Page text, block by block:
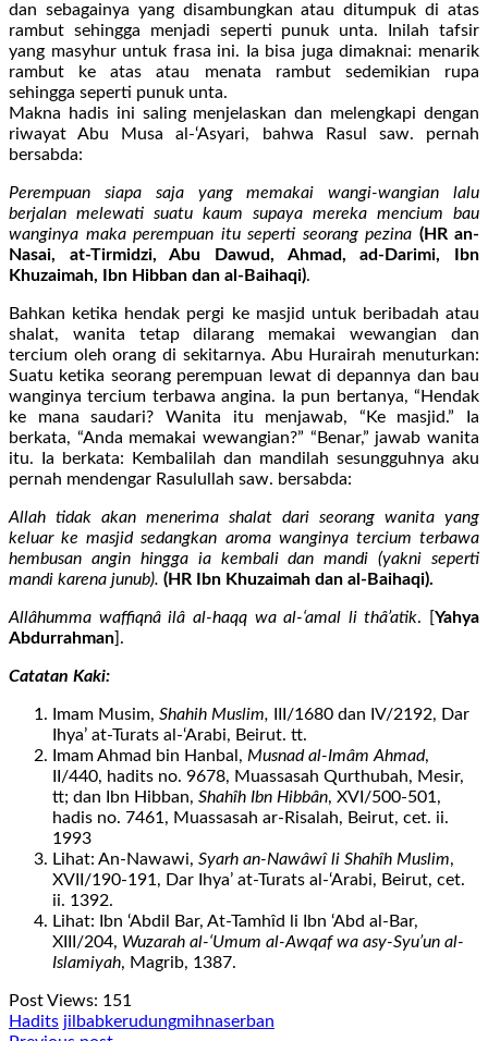
dan sebagainya yang disambungkan atau ditumpuk di atas
rambut sehingga menjadi seperti punuk unta. Inilah tafsir
yang masyhur untuk frasa ini. Ia bisa juga dimaknai: menarik
rambut ke atas atau menata rambut sedemikian rupa
sehingga seperti punuk unta.
Makna hadis ini saling menjelaskan dan melengkapi dengan
riwayat Abu Musa al-‘Asyari, bahwa Rasul saw. pernah
bersabda:
Perempuan siapa saja yang memakai wangi-wangian lalu
berjalan melewati suatu kaum supaya mereka mencium bau
wanginya maka perempuan itu seperti seorang pezina (HR an-
Nasai, at-Tirmidzi, Abu Dawud, Ahmad, ad-Darimi, Ibn
Khuzaimah, Ibn Hibban dan al-Baihaqi).
Bahkan ketika hendak pergi ke masjid untuk beribadah atau
shalat, wanita tetap dilarang memakai wewangian dan
tercium oleh orang di sekitarnya. Abu Hurairah menuturkan:
Suatu ketika seorang perempuan lewat di depannya dan bau
wanginya tercium terbawa angina. Ia pun bertanya, “Hendak
ke mana saudari? Wanita itu menjawab, “Ke masjid.” Ia
berkata, “Anda memakai wewangian?” “Benar,” jawab wanita
itu. Ia berkata: Kembalilah dan mandilah sesungguhnya aku
pernah mendengar Rasulullah saw. bersabda:
Allah tidak akan menerima shalat dari seorang wanita yang
keluar ke masjid sedangkan aroma wanginya tercium terbawa
hembusan angin hingga ia kembali dan mandi (yakni seperti
mandi karena junub). (HR Ibn Khuzaimah dan al-Baihaqi).
Allâhumma waffiqnâ ilâ al-haqq wa al-‘amal li thâ’atik. [Yahya
Abdurrahman].
Catatan Kaki:
Imam Musim, Shahih Muslim,
III/1680 dan IV/2192, Dar
Ihya’ at-Turats al-‘Arabi, Beirut. tt.
Imam Ahmad bin Hanbal, Musnad al-Imâm Ahmad,
II/440, hadits no. 9678, Muassasah Qurthubah, Mesir,
tt; dan Ibn Hibban, Shahîh Ibn Hibbân, XVI/500-501,
hadis no. 7461, Muassasah ar-Risalah, Beirut, cet. ii.
1993
Lihat: An-Nawawi, Syarh an-Nawâwî li Shahîh Muslim,
XVII/190-191, Dar Ihya’ at-Turats al-‘Arabi, Beirut, cet.
ii. 1392.
Lihat: Ibn ‘Abdil Bar, At-Tamhîd li Ibn ‘Abd al-Bar,
XIII/204, Wuzarah al-‘Umum al-Awqaf wa asy-Syu’un al-
Islamiyah, Magrib, 1387.
Post Views: 151
Hadits jilbabkerudungmihnaserban